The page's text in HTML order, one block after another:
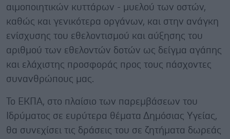
αιμοποιητικών κυττάρων - μυελού των οστών,
καθώς και γενικότερα οργάνων, και στην ανάγκη
ενίσχυσης του εθελοντισμού και αύξησης του
αριθμού των εθελοντών δοτών ως δείγμα αγάπης
και ελάχιστης προσφοράς προς τους πάσχοντες
συνανθρώπους μας.
Το ΕΚΠΑ, στο πλαίσιο των παρεμβάσεων του
Ιδρύματος σε ευρύτερα θέματα Δημόσιας Υγείας,
θα συνεχίσει τις δράσεις του σε ζητήματα δωρεάς